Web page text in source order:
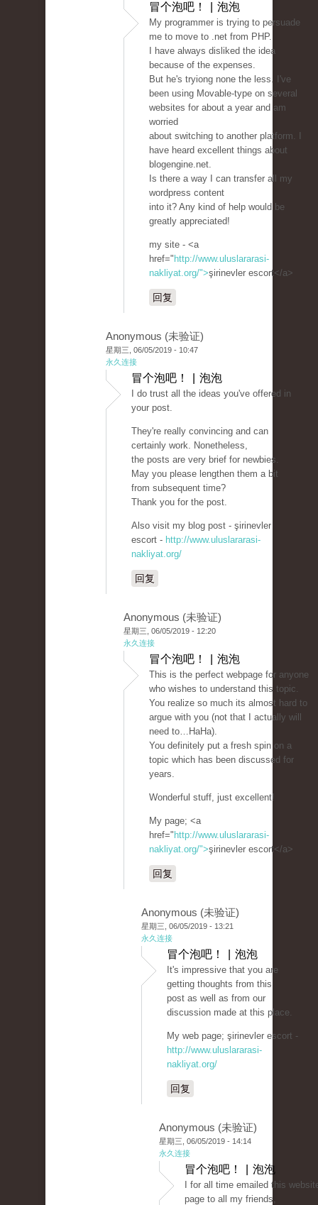
冒个泡吧！ | 泡泡
My programmer is trying to persuade
me to move to .net from PHP.
I have always disliked the idea
because of the expenses.
But he's tryiong none the less. I've
been using Movable-type on several
websites for about a year and am
worried
about switching to another platform. I
have heard excellent things about
blogengine.net.
Is there a way I can transfer all my
wordpress content
into it? Any kind of help would be
greatly appreciated!
my site - <a
href=" http://www.uluslararasi-
nakliyat.org/">şirinevler escort</a>
回复
Anonymous (未验证)
星期三, 06/05/2019 - 10:47
永久连接
冒个泡吧！ | 泡泡
I do trust all the ideas you've offered in
your post.
They're really convincing and can
certainly work. Nonetheless,
the posts are very brief for newbies.
May you please lengthen them a bit
from subsequent time?
Thank you for the post.
Also visit my blog post - şirinevler
escort - http://www.uluslararasi-
nakliyat.org/
回复
Anonymous (未验证)
星期三, 06/05/2019 - 12:20
永久连接
冒个泡吧！ | 泡泡
This is the perfect webpage for anyone
who wishes to understand this topic.
You realize so much its almost hard to
argue with you (not that I actually will
need to…HaHa).
You definitely put a fresh spin on a
topic which has been discussed for
years.
Wonderful stuff, just excellent!
My page; <a
href=" http://www.uluslararasi-
nakliyat.org/">şirinevler escort</a>
回复
Anonymous (未验证)
星期三, 06/05/2019 - 13:21
永久连接
冒个泡吧！ | 泡泡
It's impressive that you are
getting thoughts from this
post as well as from our
discussion made at this place.
My web page; şirinevler escort -
http://www.uluslararasi-
nakliyat.org/
回复
Anonymous (未验证)
星期三, 06/05/2019 - 14:14
永久连接
冒个泡吧！ | 泡泡
I for all time emailed this
page to all my friends,